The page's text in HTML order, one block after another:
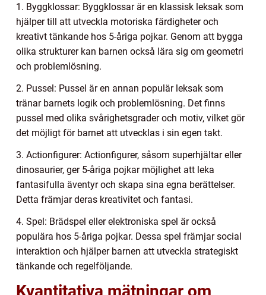
1. Byggklossar: Byggklossar är en klassisk leksak som
hjälper till att utveckla motoriska färdigheter och
kreativt tänkande hos 5-åriga pojkar. Genom att bygga
olika strukturer kan barnen också lära sig om geometri
och problemlösning.
2. Pussel: Pussel är en annan populär leksak som
tränar barnets logik och problemlösning. Det finns
pussel med olika svårighetsgrader och motiv, vilket gör
det möjligt för barnet att utvecklas i sin egen takt.
3. Actionfigurer: Actionfigurer, såsom superhjältar eller
dinosaurier, ger 5-åriga pojkar möjlighet att leka
fantasifulla äventyr och skapa sina egna berättelser.
Detta främjar deras kreativitet och fantasi.
4. Spel: Brädspel eller elektroniska spel är också
populära hos 5-åriga pojkar. Dessa spel främjar social
interaktion och hjälper barnen att utveckla strategiskt
tänkande och regelföljande.
Kvantitativa mätningar om